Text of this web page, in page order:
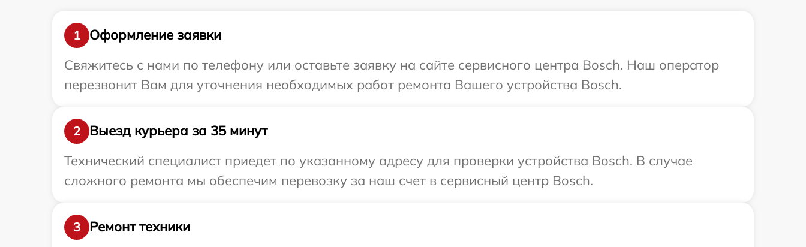
1
Оформление заявки
Свяжитесь с нами по телефону или оставьте заявку на сайте сервисного центра Bosch. Наш оператор
перезвонит Вам для уточнения необходимых работ ремонта Вашего устройства Bosch.
2
Выезд курьера за 35 минут
Технический специалист приедет по указанному адресу для проверки устройства Bosch. В случае
сложного ремонта мы обеспечим перевозку за наш счет в сервисный центр Bosch.
3
Ремонт техники